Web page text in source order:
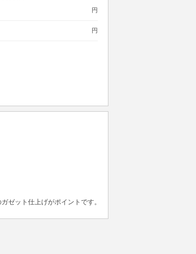
円
円
ゼット仕上げがポイントです。